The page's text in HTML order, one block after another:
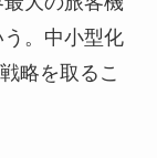
う。中小型化
略を取るこ